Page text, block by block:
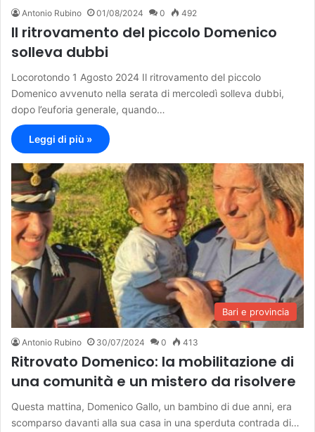
Antonio Rubino 01/08/2024 0 492
Il ritrovamento del piccolo Domenico
solleva dubbi
Locorotondo 1 Agosto 2024 Il ritrovamento del piccolo
Domenico avvenuto nella serata di mercoledì solleva dubbi,
dopo l’euforia generale, quando…
Leggi di più »
Bari e provincia
Antonio Rubino 30/07/2024 0 413
Ritrovato Domenico: la mobilitazione di
una comunità e un mistero da risolvere
Questa mattina, Domenico Gallo, un bambino di due anni, era
scomparso davanti alla sua casa in una sperduta contrada di…